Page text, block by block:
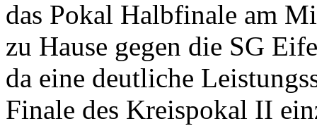
das Pokal Halbfinale am
zu Hause gegen die SG
da eine deutliche
Finale des Kreispokal II